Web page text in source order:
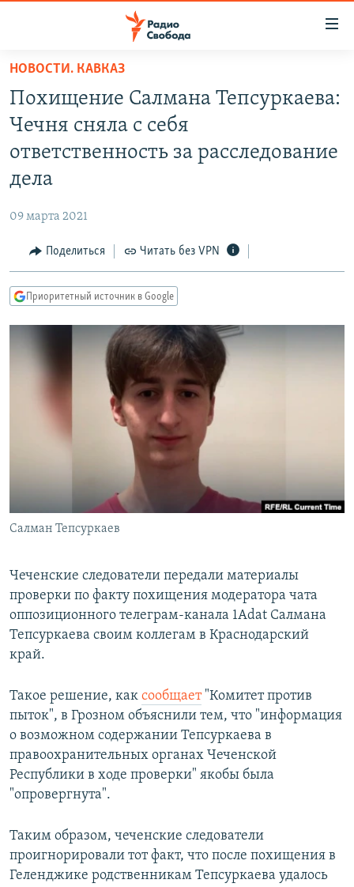
упрощенного
доступа
Вернуться
основному
содержанию
навигации
Вернутся
ПОДКАСТЫ
КУЛЬТУРА
IDEL.РЕАЛИИ
КАВКАЗ.РЕАЛИИ
СИБИРЬ.РЕАЛИИ
РАСПИСАНИЕ ВЕЩАНИЯ
ПОДПИШИТЕСЬ НА РАССЫЛКУ
СОЦИАЛЬНЫЕ СЕТИ
НОВОСТИ. КАВКАЗ
Похищение Салмана Тепсуркаева:
Чечня сняла с себя
ответственность за расследование
дела
09 марта 2021
Поделиться Читать без VPN
Приоритетный источник в Google
Салман Тепсуркаев
Чеченские следователи передали материалы
проверки по факту похищения модератора чата
оппозиционного телеграм-канала 1Adat Салмана
Тепсуркаева своим коллегам в Краснодарский
край.
Такое решение, как сообщает"Комитет против
пыток", в Грозном объяснили тем, что "информация
о возможном содержании Тепсуркаева в
правоохранительных органах Чеченской
Республики в ходе проверки" якобы была
"опровергнута".
Таким образом, чеченские следователи
проигнорировали тот факт, что после похищения в
Геленджике родственникам Тепсуркаева удалось